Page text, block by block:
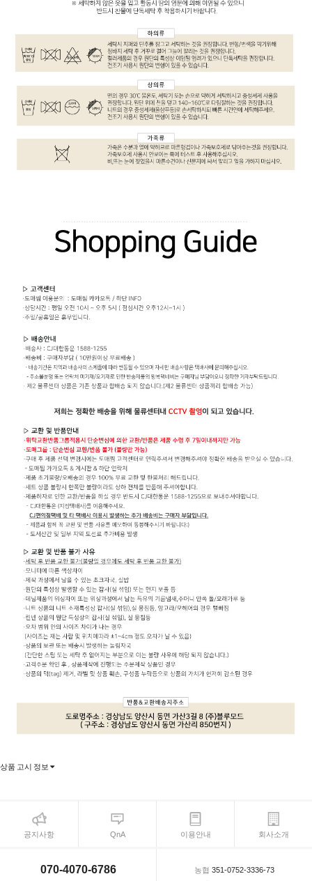
상품 고시 정보
공지사항 QnA 이용안내 회사소개
070-4070-6786 농협 351-0752-3336-73